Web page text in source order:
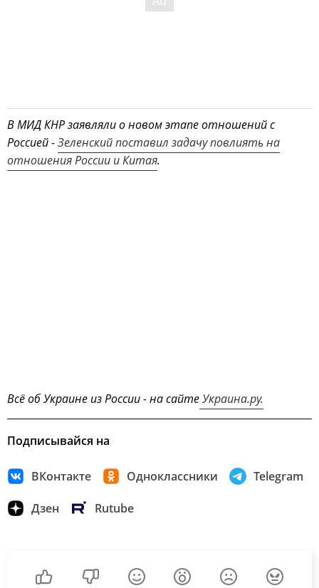
В МИД КНР заявляли о новом этапе отношений с
Россией -Зеленский поставил задачу повлиять на
отношения России и Китая.
Всё об Украине из России - на сайтеУкраина.ру.
Подписывайся на
ВКонтакте Одноклассники Telegram
Дзен Rutube